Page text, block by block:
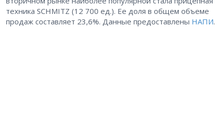
техника SCHMITZ (12 700 ед.). Ее доля в общем объеме
продаж составляет 23,6%. Данные предоставлены НАПИ.